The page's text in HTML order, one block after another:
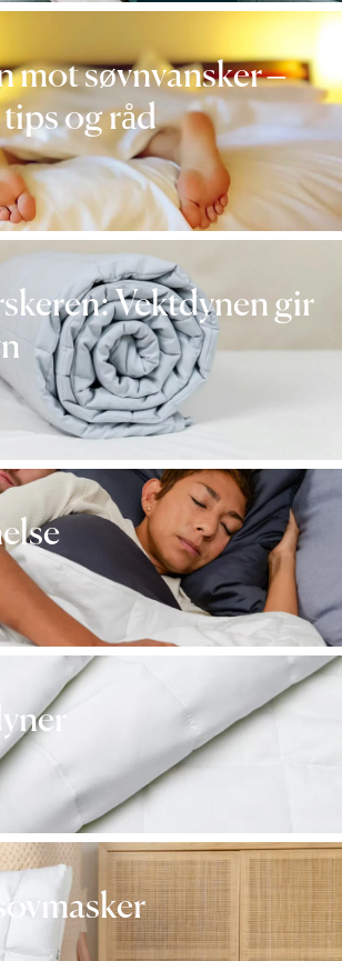
mot søvnvansker –
og råd
Vektdynen gir